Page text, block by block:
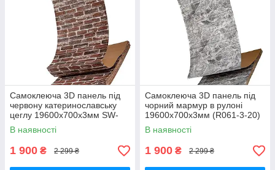
Самоклеюча 3D панель під
червону катеринославську
цеглу 19600x700x3мм SW-
00001333
В наявності
1 900 ₴ 2 299 ₴
Самоклеюча 3D панель під
чорний мармур в рулоні
19600x700x3мм (R061-3-20)
SW-00001196
В наявності
1 900 ₴ 2 299 ₴